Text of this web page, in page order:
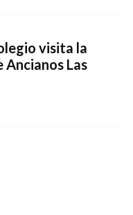
visita la
Ancianos Las